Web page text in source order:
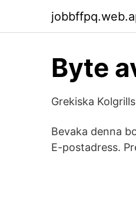
Byte
Grekiska
Bevaka denna
E-postadress.